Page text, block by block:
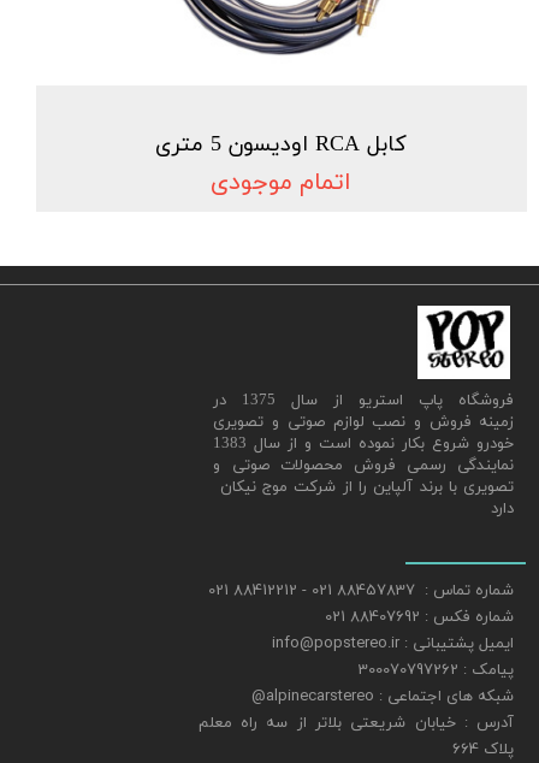
کابل RCA اودیسون 5 متری
اتمام موجودی
​فروشگاه پاپ استریو از سال 1375 در
زمینه فروش و نصب لوازم صوتی و تصویری
خودرو شروع بکار نموده است و از سال 1383
نمایندگی رسمی فروش محصولات صوتی و
تصویری با برند آلپاین را از شرکت موج نیکان
دارد
شماره تماس : 88457837 021 - 88412212 021
شماره فکس : 88407692 021
ایمیل پشتیبانی : info@popstereo.ir
پیامک : 300070797262
شبکه های اجتماعی : alpinecarstereo@
​​​​​​​آدرس : خیابان شریعتی بلاتر از سه راه معلم
پلاک 664